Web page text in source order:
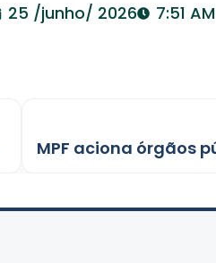
25 /junho/ 2026 7:51 AM